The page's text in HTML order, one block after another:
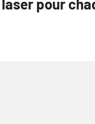
laser pour